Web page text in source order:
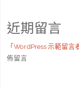
近期留言
「WordPress 示範留言
佈留言